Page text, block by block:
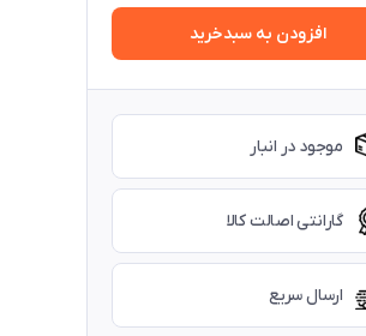
افزودن به سبدخرید
موجود در انبار
گارانتی اصالت کالا
ارسال سریع